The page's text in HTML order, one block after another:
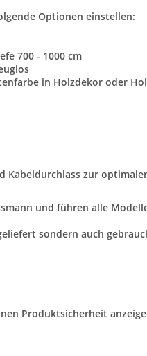
Optionen einstellen:
700 - 1000 cm
in Holzdekor oder
Kabeldurchlass zur
und führen alle
sondern auch
Produktsicherheit